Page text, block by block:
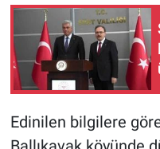
Edinilen bilgilere